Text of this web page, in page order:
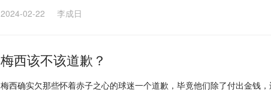
2024-02-22 李成日
梅西该不该道歉？
梅西确实欠那些怀着赤子之心的球迷一个道歉，毕竟他们除了付出金钱